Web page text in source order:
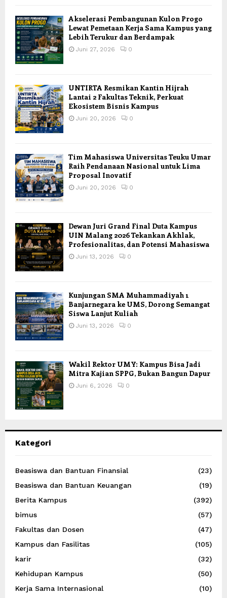
Akselerasi Pembangunan Kulon Progo
Lewat Pemetaan Kerja Sama Kampus yang
Lebih Terukur dan Berdampak
Juni 27, 2026 0
UNTIRTA Resmikan Kantin Hijrah
Lantai 2 Fakultas Teknik, Perkuat
Ekosistem Bisnis Kampus
Juni 20, 2026 0
Tim Mahasiswa Universitas Teuku Umar
Raih Pendanaan Nasional untuk Lima
Proposal Inovatif
Juni 20, 2026 0
Dewan Juri Grand Final Duta Kampus
UIN Malang 2026 Tekankan Akhlak,
Profesionalitas, dan Potensi Mahasiswa
Juni 13, 2026 0
Kunjungan SMA Muhammadiyah 1
Banjarnegara ke UMS, Dorong Semangat
Siswa Lanjut Kuliah
Juni 13, 2026 0
Wakil Rektor UMY: Kampus Bisa Jadi
Mitra Kajian SPPG, Bukan Bangun Dapur
Juni 6, 2026 0
Kategori
Beasiswa dan Bantuan Finansial
(23)
Beasiswa dan Bantuan Keuangan
(19)
Berita Kampus
(392)
bimus
(57)
Fakultas dan Dosen
(47)
Kampus dan Fasilitas
(105)
karir
(32)
Kehidupan Kampus
(50)
Kerja Sama Internasional
(10)